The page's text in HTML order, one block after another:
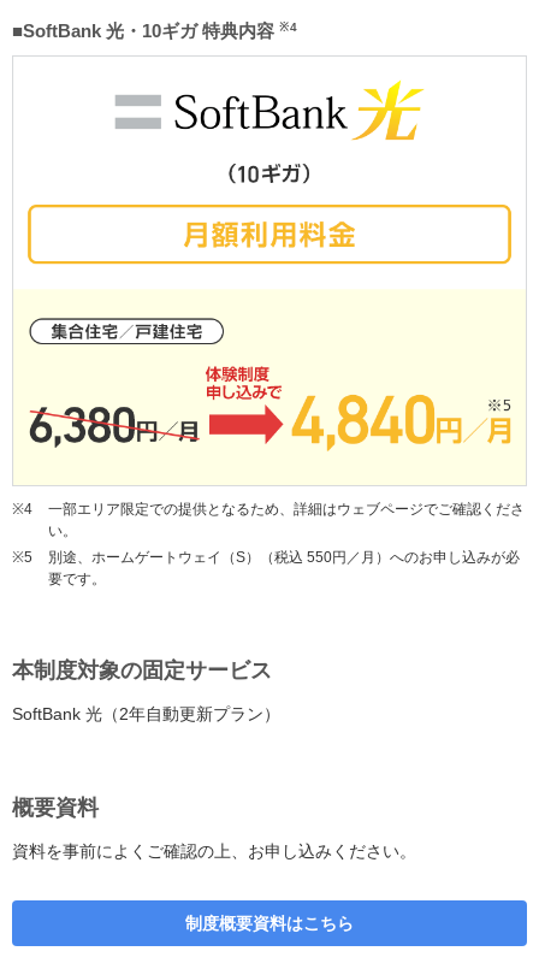
■SoftBank 光・10ギガ 特典内容 ※4
※4
一部エリア限定での提供となるため、詳細はウェブページでご確認くださ
い。
※5
別途、ホームゲートウェイ（S）（税込 550円／月）へのお申し込みが必
要です。
本制度対象の固定サービス
SoftBank 光（2年自動更新プラン）
概要資料
資料を事前によくご確認の上、お申し込みください。
制度概要資料はこちら